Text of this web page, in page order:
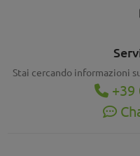
Stai cercando informazioni
+39